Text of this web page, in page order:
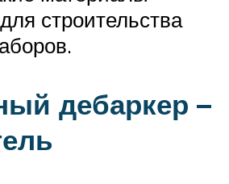
строительства
дебаркер –